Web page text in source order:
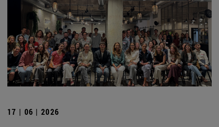
17 | 06 | 2026